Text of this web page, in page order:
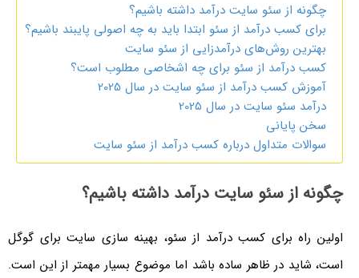
چگونه از سئو سایت درآمد داشته باشیم؟
برای کسب درآمد از سئو ابتدا باید به چه اصولی پایبند باشیم؟
بهترین روش‌های درآمدزایی از سئو سایت
کسب درآمد از سئو برای چه اشخاصی مطلوب است؟
آموزش کسب درآمد از سئو سایت در سال 2025
درآمد سئو سایت در سال 2025
سخن پایانی
سوالات متداول درباره کسب درآمد از سئو سایت
چگونه از سئو سایت درآمد داشته باشیم؟
اولین راه برای کسب درآمد از سئو، بهینه سازی سایت برای گوگل
است، شاید در ظاهر ساده باشد اما موضوع بسیار مهمتر از این است.